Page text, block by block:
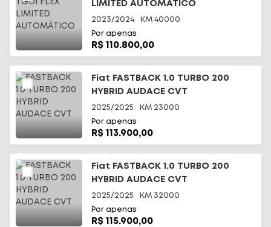
LIMITED AUTOMÁTICO
2023/2024 KM 40000
Por apenas
R$ 110.800,00
Fiat FASTBACK 1.0 TURBO 200
HYBRID AUDACE CVT
2025/2025 KM 23000
Por apenas
R$ 113.900,00
Fiat FASTBACK 1.0 TURBO 200
HYBRID AUDACE CVT
2025/2025 KM 32000
Por apenas
R$ 115.900,00